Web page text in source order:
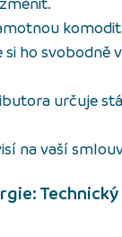
ho svobodně
určuje
na vaší